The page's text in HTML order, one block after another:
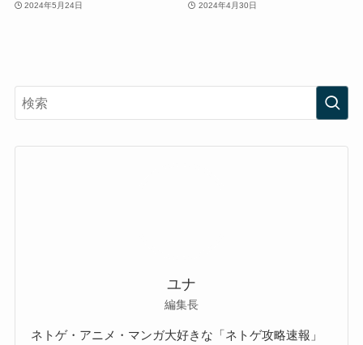
2024年5月24日 2024年4月30日
ユナ
編集長
ネトゲ・アニメ・マンガ大好きな「ネトゲ攻略速報」